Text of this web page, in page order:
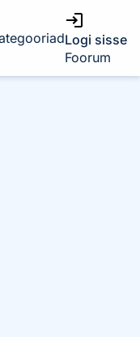
Logi sisse
Foorum